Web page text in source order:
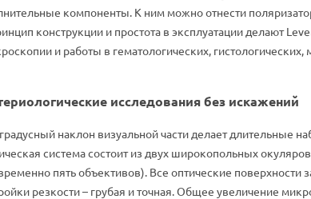
компоненты. К ним можно отнести
конструкции и простота в эксплуатации делают
и работы в гематологических, гистологических,
исследования без искажений
наклон визуальной части делает длительные
система состоит из двух широкопольных
пять объективов). Все оптические
резкости – грубая и точная. Общее увеличение